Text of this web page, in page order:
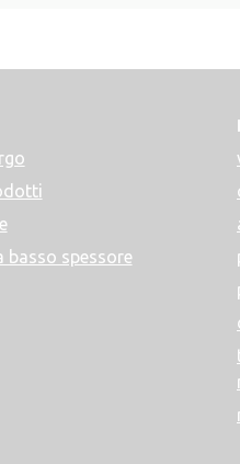
basso spessore